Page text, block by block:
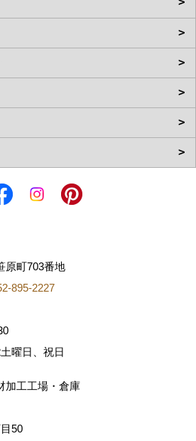
原町703番地
895-2227
曜日、祝日
加工工場・倉庫
目50